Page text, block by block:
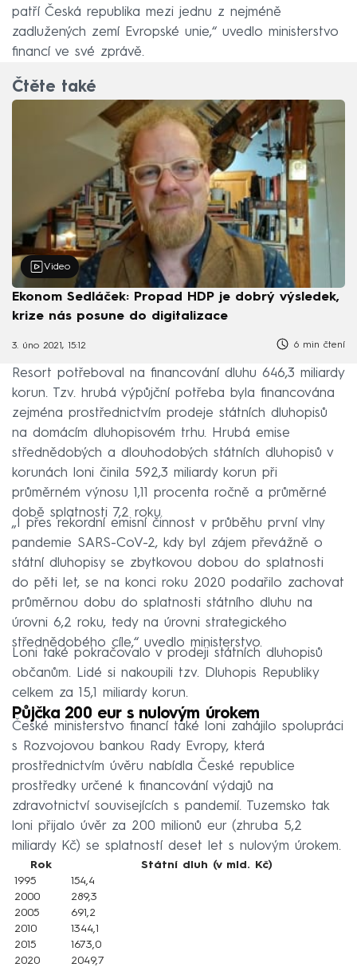
patří Česká republika mezi jednu z nejméně
zadlužených zemí Evropské unie,“ uvedlo ministerstvo
financí ve své zprávě.
Čtěte také
Video
Ekonom Sedláček: Propad HDP je dobrý výsledek,
krize nás posune do digitalizace
3. úno 2021, 15:12 6 min čtení
Resort potřeboval na financování dluhu 646,3 miliardy
korun. Tzv. hrubá výpůjční potřeba byla financována
zejména prostřednictvím prodeje státních dluhopisů
na domácím dluhopisovém trhu. Hrubá emise
střednědobých a dlouhodobých státních dluhopisů v
korunách loni činila 592,3 miliardy korun při
průměrném výnosu 1,11 procenta ročně a průměrné
době splatnosti 7,2 roku.
„I přes rekordní emisní činnost v průběhu první vlny
pandemie SARS-CoV-2, kdy byl zájem převážně o
státní dluhopisy se zbytkovou dobou do splatnosti
do pěti let, se na konci roku 2020 podařilo zachovat
průměrnou dobu do splatnosti státního dluhu na
úrovni 6,2 roku, tedy na úrovni strategického
střednědobého cíle,“ uvedlo ministerstvo.
Loni také pokračovalo v prodeji státních dluhopisů
občanům. Lidé si nakoupili tzv. Dluhopis Republiky
celkem za 15,1 miliardy korun.
Půjčka 200 eur s nulovým úrokem
České ministerstvo financí také loni zahájilo spolupráci
s Rozvojovou bankou Rady Evropy, která
prostřednictvím úvěru nabídla České republice
prostředky určené k financování výdajů na
zdravotnictví souvisejících s pandemií. Tuzemsko tak
loni přijalo úvěr za 200 milionů eur (zhruba 5,2
miliardy Kč) se splatností deset let s nulovým úrokem.
Rok
Státní dluh (v mld. Kč)
1995
154,4
2000
289,3
2005
691,2
2010
1344,1
2015
1673,0
2020
2049,7